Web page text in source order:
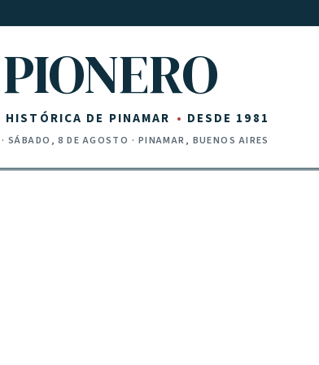
PIONERO
HISTÓRICA DE PINAMAR DESDE 1981
· SÁBADO, 8 DE AGOSTO · PINAMAR, BUENOS AIRES